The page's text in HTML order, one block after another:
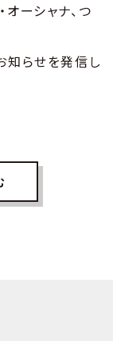
ーシャナ、つ
知らせを発信し